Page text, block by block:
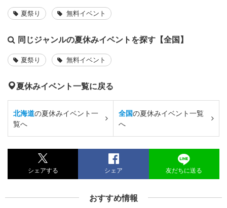
夏祭り 無料イベント
同じジャンルの夏休みイベントを探す【全国】
夏祭り 無料イベント
夏休みイベント一覧に戻る
北海道の夏休みイベント一
覧へ
全国の夏休みイベント一覧
へ
シェアする シェア 友だちに送る
おすすめ情報